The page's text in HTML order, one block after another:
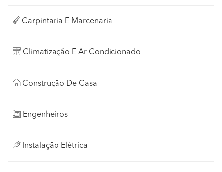
Carpintaria E Marcenaria
Climatização E Ar Condicionado
Construção De Casa
Engenheiros
Instalação Elétrica